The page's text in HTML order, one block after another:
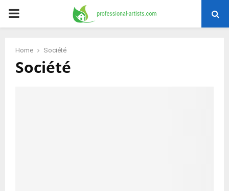
PRIMARY
Home Société
Société